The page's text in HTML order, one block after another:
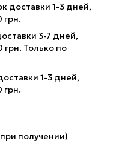
доставки 1-3 дней,
грн.
3-7 дней,
грн. Только по
1-3 дней,
грн.
получении)